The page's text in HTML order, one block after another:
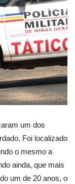
um dos
Foi localizado
o mesmo a
ainda, que mais
um de 20 anos, o